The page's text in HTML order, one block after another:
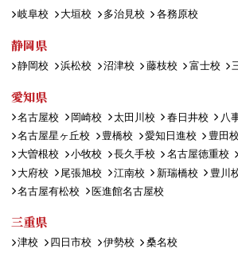
岐阜校 大垣校 多治見校 各務原校
静岡県
静岡校 浜松校 沼津校 藤枝校 富士校
愛知県
名古屋校 岡崎校 太田川校 春日井校 八
名古屋星ヶ丘校
豊橋校 愛知日進校 豊田校
大曽根校
小牧校 長久手校 名古屋徳重校
大府校
尾張旭校 江南校 新瑞橋校 豊川
名古屋有松校
医進館名古屋校
三重県
津校 四日市校 伊勢校 桑名校